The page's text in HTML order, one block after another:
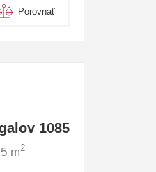
Porovnať
1085
m2